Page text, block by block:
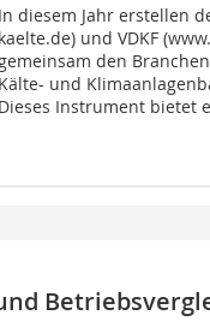
In diesem Jahr erstellen
kaelte.de) und VDKF
gemeinsam den
Kälte- und
Dieses Instrument bietet